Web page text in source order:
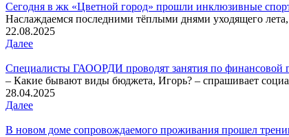
Сегодня в жк «Цветной город» прошли инклюзивные
Наслаждаемся последними тёплыми днями уходящего
22.08.2025
Далее
Специалисты ГАООРДИ проводят занятия по финансовой
– Какие бывают виды бюджета, Игорь? – спрашивает
28.04.2025
Далее
В новом доме сопровождаемого проживания прошел